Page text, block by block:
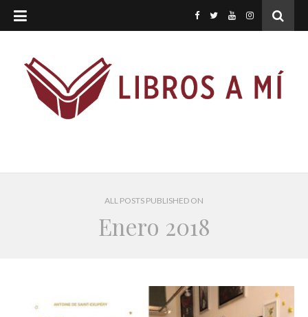
ALL POSTS PUBLISHED ON
Enero 2018